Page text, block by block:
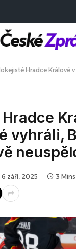
Hradce Králové v LM poprvé
vyhráli,
6 září, 2025 3 Mins